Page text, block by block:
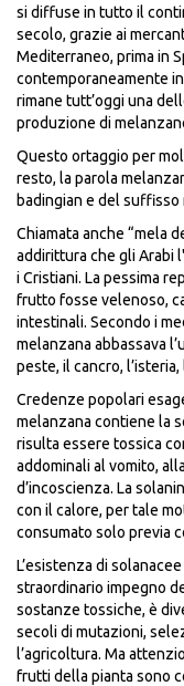
si diffuse in tutto il
secolo, grazie ai
Mediterraneo, prima in
contemporaneamente
rimane tutt’oggi una
produzione di
Questo ortaggio per
resto, la parola
badingian e del suffisso
Chiamata anche “mela
addirittura che gli Arabi
i Cristiani. La pessima
frutto fosse velenoso,
intestinali. Secondo i
melanzana abbassava
peste, il cancro,
Credenze popolari
melanzana contiene la
risulta essere tossica
addominali al vomito,
d’incoscienza. La
con il calore, per tale
consumato solo previa
L’esistenza di
straordinario impegno
sostanze tossiche, è
secoli di mutazioni,
l’agricoltura. Ma
frutti della pianta sono